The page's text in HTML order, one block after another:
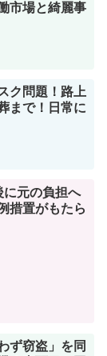
市場と綺麗事
ク問題！路上
まで！日常に
に元の負担へ
措置がもたら